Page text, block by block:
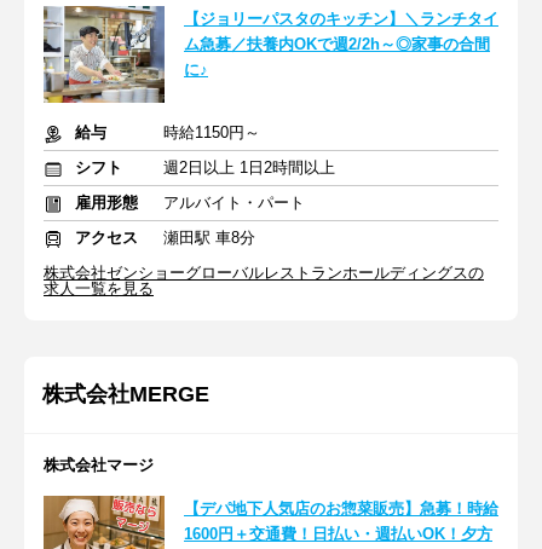
【ジョリーパスタのキッチン】＼ランチタイ
ム急募／扶養内OKで週2/2h～◎家事の合間
に♪
給与
時給1150円～
シフト
週2日以上 1日2時間以上
雇用形態
アルバイト・パート
アクセス
瀬田駅 車8分
株式会社ゼンショーグローバルレストランホールディングスの
求人一覧を見る
株式会社MERGE
株式会社マージ
【デパ地下人気店のお惣菜販売】急募！時給
1600円＋交通費！日払い・週払いOK！夕方